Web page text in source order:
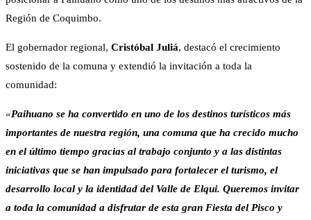
Región de Coquimbo.
El gobernador regional, Cristóbal Juliá, destacó el crecimiento
sostenido de la comuna y extendió la invitación a toda la
comunidad:
«Paihuano se ha convertido en uno de los destinos turísticos más
importantes de nuestra región, una comuna que ha crecido mucho
en el último tiempo gracias al trabajo conjunto y a las distintas
iniciativas que se han impulsado para fortalecer el turismo, el
desarrollo local y la identidad del Valle de Elqui. Queremos invitar
a toda la comunidad a disfrutar de esta gran Fiesta del Pisco y